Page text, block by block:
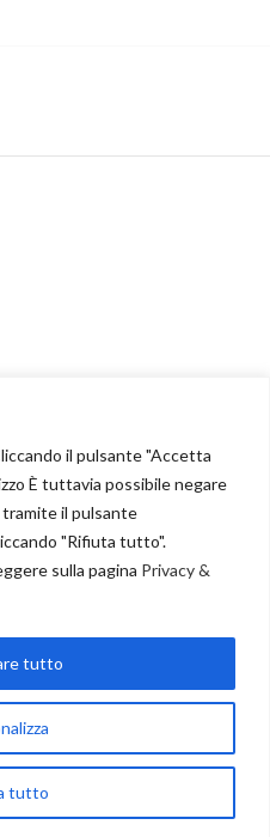
il pulsante "Accetta
È tuttavia possibile negare
tramite il pulsante
"Rifiuta tutto".
sulla pagina Privacy &
tutto
tutto
Seguici su:
2024